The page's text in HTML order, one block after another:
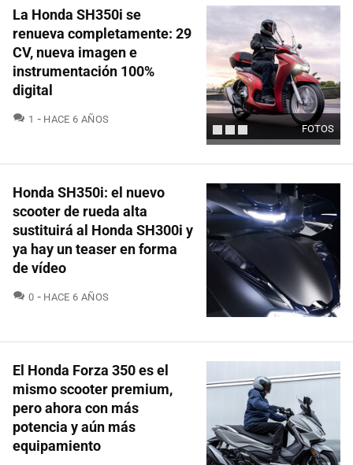
FOTOS
La Honda SH350i se
renueva completamente: 29
CV, nueva imagen e
instrumentación 100%
digital
1 COMENTARIOS
HACE 6 AÑOS
Honda SH350i: el nuevo
scooter de rueda alta
sustituirá al Honda SH300i y
ya hay un teaser en forma
de vídeo
0 COMENTARIOS
HACE 6 AÑOS
El Honda Forza 350 es el
mismo scooter premium,
pero ahora con más
potencia y aún más
equipamiento